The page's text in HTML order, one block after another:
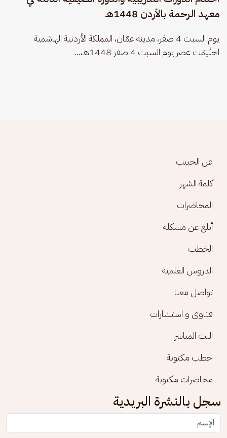
معهد الرحمة بالأردن 1448هـ
يوم السبت 4 صفر، مدينة عمّان، المملكة الأردنية الهاشمية
اختُتِمَت عصر يوم السبت 4 صفر 1448هـ،...
Footer menu
عن الحبيب
كلمة الشهر
المحاضرات
أبلغ عن مشكلة
الخطب
الدروس العلمية
تواصل معنا
فتاوى و استشارات
البث المباشر
خطب مكتوبة
محاضرات مكتوبة
سجل بالنشرة البريدية